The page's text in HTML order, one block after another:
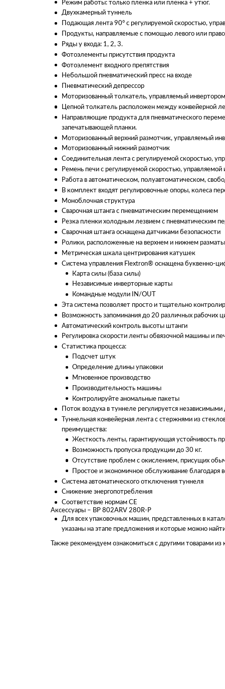
Режим работы: только пленка или пленка + утюг.
Двухкамерный туннель
Подающая лента 90° с регулируемой скоростью,
Продукты, направляемые с помощью левого или
Ряды у входа: 1, 2, 3.
Фотоэлементы присутствия продукта
Фотоэлемент входного препятствия
Небольшой пневматический пресс на входе
Пневматический депрессор
Моторизованный толкатель, управляемый
Цепной толкатель расположен между конвейерной
Направляющие продукта для пневматического
запечатывающей планки.
Моторизованный верхний размотчик, управляемый
Моторизованный нижний размотчик
Соединительная лента с регулируемой скоростью,
Ремень печи с регулируемой скоростью, управляемой
Работа в автоматическом, полуавтоматическом,
В комплект входят регулировочные опоры, колеса
Моноблочная структура
Сварочная штанга с пневматическим перемещением
Резка пленки холодным лезвием с пневматическим
Сварочная штанга оснащена датчиками безопасности
Ролики, расположенные на верхнем и нижнем
Метрическая шкала центрирования катушек
Система управления Flextron® оснащена буквенно-
Карта силы (база силы)
Независимые инверторные карты
Командные модули IN/OUT
Эта система позволяет просто и тщательно
Возможность запоминания до 20 различных рабочих
Автоматический контроль высоты штанги
Регулировка скорости ленты обвязочной машины и
Статистика процесса:
Подсчет штук
Определение длины упаковки
Мгновенное производство
Производительность машины
Контролируйте аномальные пакеты
Поток воздуха в туннеле регулируется
Туннельная конвейерная лента с стержнями из
преимущества:
Жесткость ленты, гарантирующая устойчивость
Возможность пропуска продукции до 30 кг.
Отсутствие проблем с окислением, присущих
Простое и экономичное обслуживание благодаря
Система автоматического отключения туннеля
Снижение энергопотребления
Соответствие нормам CE
Аксессуары – BP 802ARV 280R-P
Для всех упаковочных машин, представленных в
указаны на этапе предложения и которые можно
Также рекомендуем ознакомиться с другими товарами из